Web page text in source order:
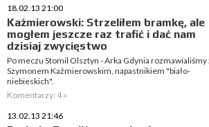
18.02.13 21:00
Kaźmierowski: Strzeliłem bramkę, ale
mogłem jeszcze raz trafić i dać nam
dzisiaj zwycięstwo
Po meczu Stomil Olsztyn - Arka Gdynia rozmawialiśmy
Szymonem Kaźmierowskim, napastnikiem "biało-
niebieskich".
Komentarzy: 4 »
13.02.13 21:46